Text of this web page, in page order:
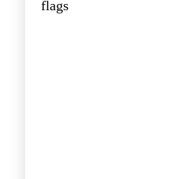
flags